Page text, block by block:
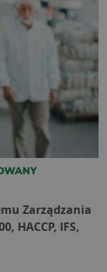
Zarządzania
HACCP, IFS,